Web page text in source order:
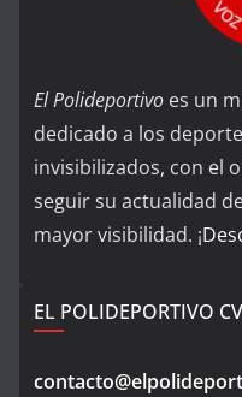
El Polideportivo es un
dedicado a los
invisibilizados, con el
seguir su actualidad
mayor visibilidad. ¡
EL POLIDEPORTIVO CV